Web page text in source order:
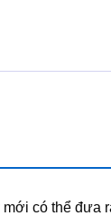
có thể đưa